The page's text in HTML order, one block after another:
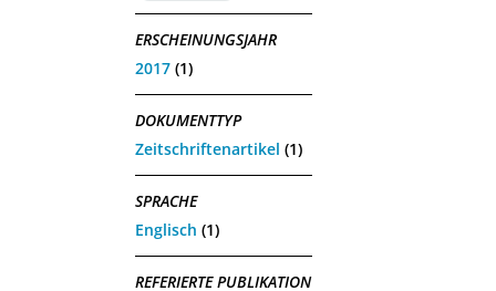
ERSCHEINUNGSJAHR
2017 (1)
DOKUMENTTYP
Zeitschriftenartikel (1)
SPRACHE
Englisch (1)
REFERIERTE PUBLIKATION